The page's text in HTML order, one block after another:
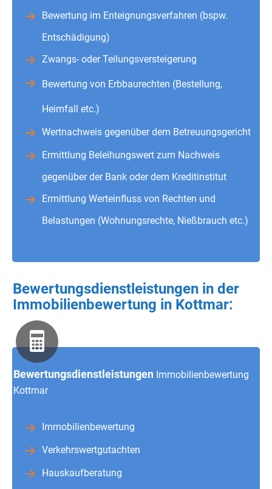
Bewertung im Enteignungsverfahren (bspw.
Entschädigung)
Zwangs- oder Teilungsversteigerung
Bewertung von Erbbaurechten (Bestellung,
Heimfall etc.)
Wertnachweis gegenüber dem Betreuungsgericht
Ermittlung Beleihungswert zum Nachweis
gegenüber der Bank oder dem Kreditinstitut
Ermittlung Werteinfluss von Rechten und
Belastungen (Wohnungsrechte, Nießbrauch etc.)
Bewertungsdienstleistungen in der
Immobilienbewertung in Kottmar:
Bewertungsdienstleistungen Immobilienbewertung
Kottmar
Immobilienbewertung
Verkehrswertgutachten
Hauskaufberatung